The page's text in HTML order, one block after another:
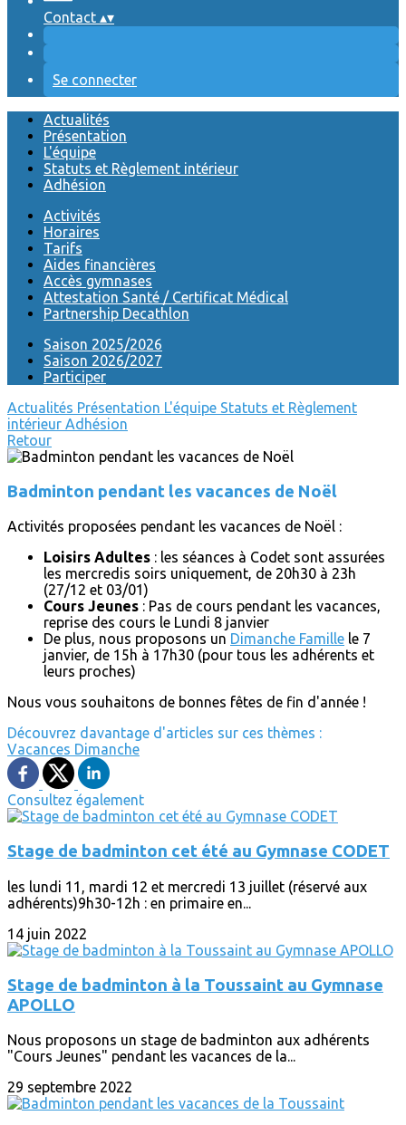
Contact ▴▾
Se connecter
Actualités
Présentation
L'équipe
Statuts et Règlement intérieur
Adhésion
Activités
Horaires
Tarifs
Aides financières
Accès gymnases
Attestation Santé / Certificat Médical
Partnership Decathlon
Saison 2025/2026
Saison 2026/2027
Participer
Actualités Présentation L'équipe Statuts et Règlement
intérieur Adhésion
Retour
Badminton pendant les vacances de Noël
Activités proposées pendant les vacances de Noël :
Loisirs Adultes : les séances à Codet sont assurées
les mercredis soirs uniquement, de 20h30 à 23h
(27/12 et 03/01)
Cours Jeunes : Pas de cours pendant les vacances,
reprise des cours le Lundi 8 janvier
De plus, nous proposons un Dimanche Famille le 7
janvier, de 15h à 17h30 (pour tous les adhérents et
leurs proches)
Nous vous souhaitons de bonnes fêtes de fin d'année !
Découvrez davantage d'articles sur ces thèmes :
Vacances Dimanche
Consultez également
Stage de badminton cet été au Gymnase CODET
les lundi 11, mardi 12 et mercredi 13 juillet (réservé aux
adhérents)9h30-12h : en primaire en...
14 juin 2022
Stage de badminton à la Toussaint au Gymnase
APOLLO
Nous proposons un stage de badminton aux adhérents
"Cours Jeunes" pendant les vacances de la...
29 septembre 2022